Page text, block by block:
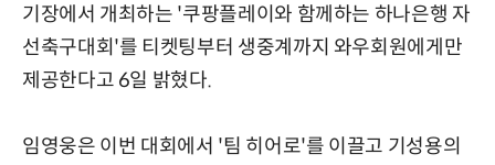
기장에서 개최하는 '쿠팡플레이와 함께하는 하나은행 자
선축구대회'를 티켓팅부터 생중계까지 와우회원에게만
제공한다고 6일 밝혔다.
임영웅은 이번 대회에서 '팀 히어로'를 이끌고 기성용의